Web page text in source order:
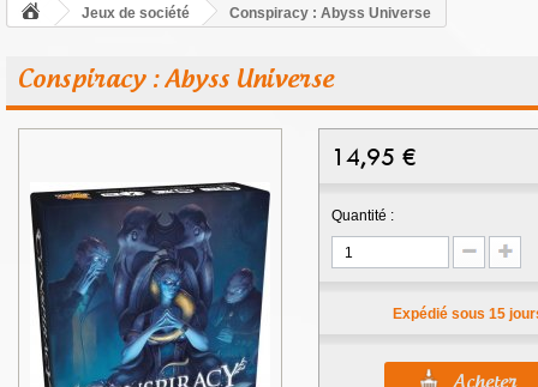
Jeux de société Conspiracy : Abyss Universe
Conspiracy : Abyss Universe
14,95 €
Quantité :
Expédié sous 15